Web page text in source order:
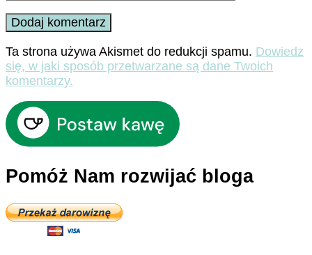
Ta strona używa Akismet do redukcji spamu. Dowiedz
się, w jaki sposób przetwarzane są dane Twoich
komentarzy.
Pomóż Nam rozwijać bloga